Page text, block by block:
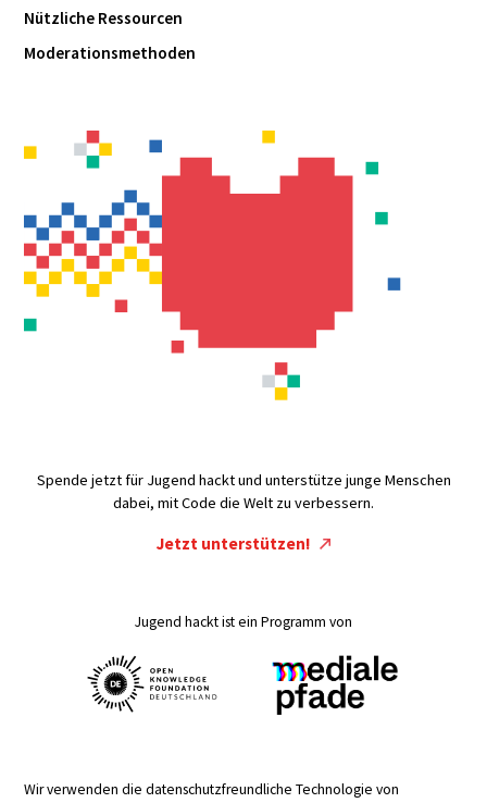
Nützliche Ressourcen
Moderationsmethoden
Spende jetzt für Jugend hackt und unterstütze junge Menschen
dabei, mit Code die Welt zu verbessern.
Jetzt unterstützen!
Jugend hackt ist ein Programm von
Wir verwenden die datenschutzfreundliche Technologie von